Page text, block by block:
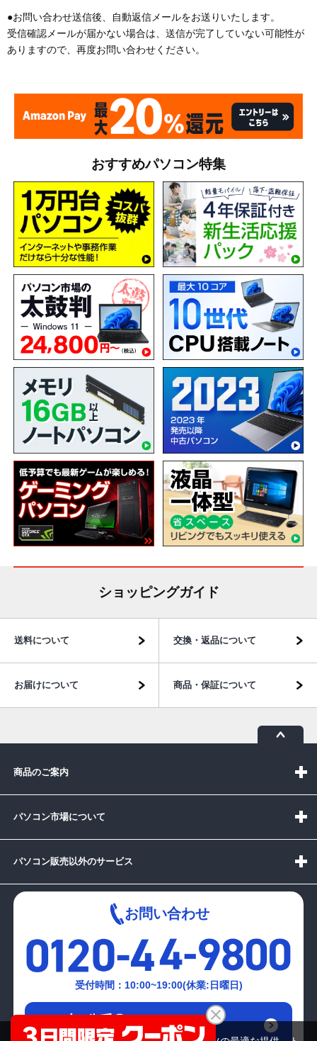
●お問い合わせ送信後、自動返信メールをお送りいたします。
受信確認メールが届かない場合は、送信が完了していない可能性が
ありますので、再度お問い合わせください。
おすすめパソコン特集
ショッピングガイド
送料について 交換・返品について
お届けについて 商品・保証について
商品のご案内
パソコン市場について
パソコン販売以外のサービス
お問い合わせ
受付時間：10:00~19:00(休業:日曜日)
メールでの
お問い合わせはこちら